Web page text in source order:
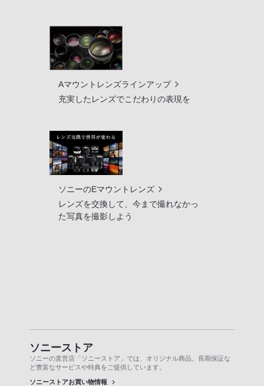
Aマウントレンズラインアップ
充実したレンズでこだわりの表現を
ソニーのEマウントレンズ
レンズを交換して、今まで撮れなかっ
た写真を撮影しよう
ソニーストア
ソニーの直営店「ソニーストア」では、オリジナル商品、長期保証な
ど豊富なサービスや特典をご提供しています。
ソニーストアお買い物情報